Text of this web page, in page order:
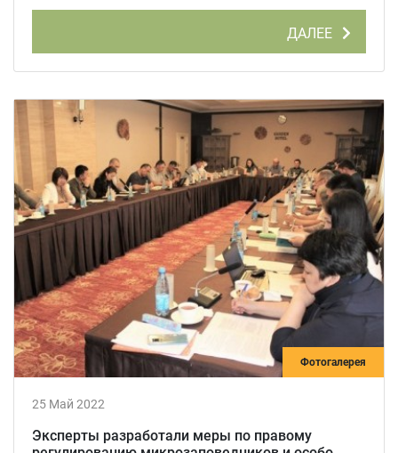
ДАЛЕЕ
Фотогалерея
25 Май 2022
Эксперты разработали меры по правому